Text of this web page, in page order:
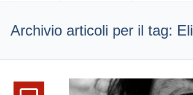
Archivio articoli per il tag: